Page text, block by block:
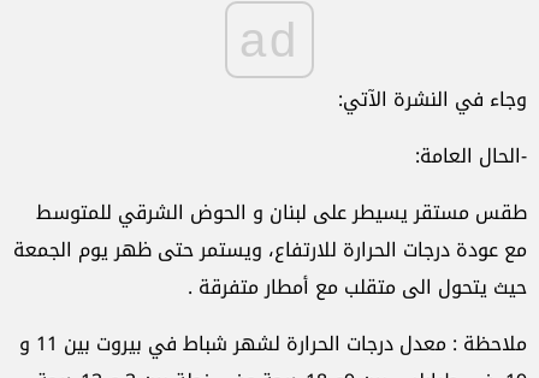
ad
وجاء في النشرة الآتي:
-الحال العامة:
طقس مستقر يسيطر على لبنان و الحوض الشرقي للمتوسط
مع عودة درجات الحرارة للارتفاع، ويستمر حتى ظهر يوم الجمعة
حيث يتحول الى متقلب مع أمطار متفرقة .
ملاحظة : معدل درجات الحرارة لشهر شباط في بيروت بين 11 و